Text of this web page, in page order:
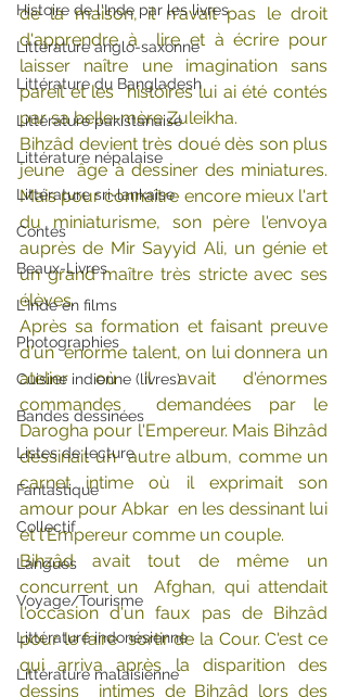
Histoire de l'Inde par les livres
Littérature anglo-saxonne
Littérature du Bangladesh
Littérature pakistanaise
Littérature népalaise
Littérature sri-lankaise
Contes
Beaux-Livres
L'Inde en films
Photographies
Cuisine indienne (livres)
Bandes dessinées
Listes de lecture
Fantastique
Collectif
Langues
Voyage/Tourisme
Littérature indonésienne
Littérature malaisienne
de la maison, il n'avait pas le droit
d'apprendre à  lire et à écrire pour
laisser naître une imagination sans
pareil et les  histoires lui ai été contés
par sa belle-mère Zuleikha.
Bihzâd devient très doué dès son plus
jeune  âge à dessiner des miniatures.
Mais pour connaître encore mieux l'art
du miniaturisme, son père l'envoya
auprès de Mir Sayyid Ali, un génie et
un grand maître très stricte avec ses
élèves.
Après sa formation et faisant preuve
d'un  énorme talent, on lui donnera un
atelier où il avait d'énormes
commandes  demandées par le
Darogha pour l'Empereur. Mais Bihzâd
dessinait un  autre album, comme un
carnet intime où il exprimait son
amour pour Abkar  en les dessinant lui
et l'Empereur comme un couple.
Bihzâd avait tout de même un
concurrent un  Afghan, qui attendait
l'occasion d'un faux pas de Bihzâd
pour le faire  sortir de la Cour. C'est ce
qui arriva après la disparition des
dessins  intimes de Bihzâd lors des